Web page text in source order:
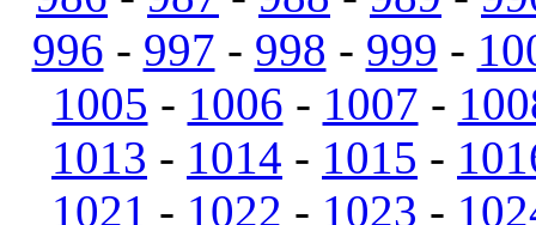
996 - 997 - 998 - 999 -
1005 - 1006 - 1007 -
1013 - 1014 - 1015 -
1021 - 1022 - 1023 -